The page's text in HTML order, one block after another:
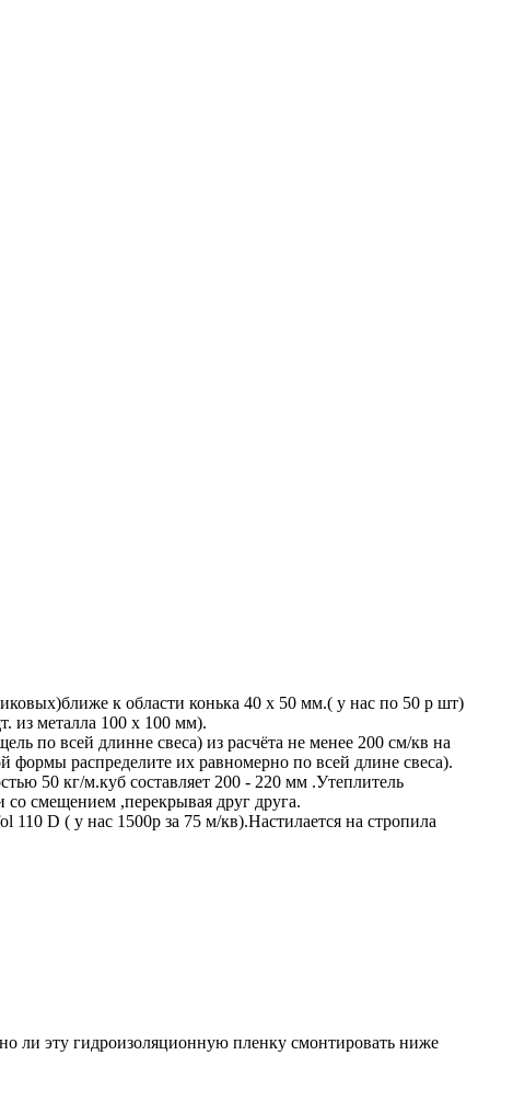
к области конька 40 х 50 мм.( у нас по 50 р шт)
из металла 100 х 100 мм).
по всей длинне свеса) из расчёта не менее 200 см/кв на
формы распределите их равномерно по всей длине свеса).
50 кг/м.куб составляет 200 - 220 мм .Утеплитель
смещением ,перекрывая друг друга.
D ( у нас 1500р за 75 м/кв).Настилается на стропила
ли эту гидроизоляционную пленку смонтировать ниже